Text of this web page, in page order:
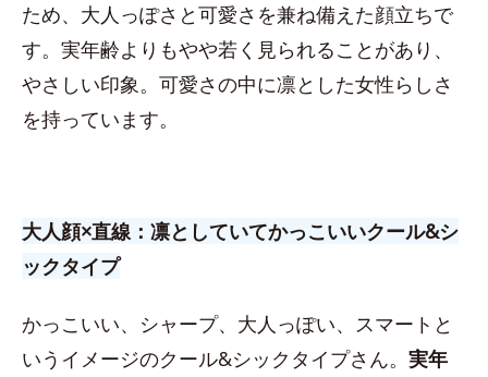
ため、大人っぽさと可愛さを兼ね備えた顔立ちで
す。実年齢よりもやや若く見られることがあり、
やさしい印象。可愛さの中に凛とした女性らしさ
を持っています。
大人顔×直線：凛としていてかっこいいクール&シ
ックタイプ
かっこいい、シャープ、大人っぽい、スマートと
いうイメージのクール&シックタイプさん。 実年